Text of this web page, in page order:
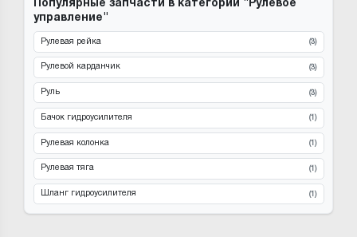
Популярные запчасти в категории "Рулевое
управление"
Рулевая рейка (3)
Рулевой карданчик (3)
Руль (3)
Бачок гидроусилителя (1)
Рулевая колонка (1)
Рулевая тяга (1)
Шланг гидроусилителя (1)